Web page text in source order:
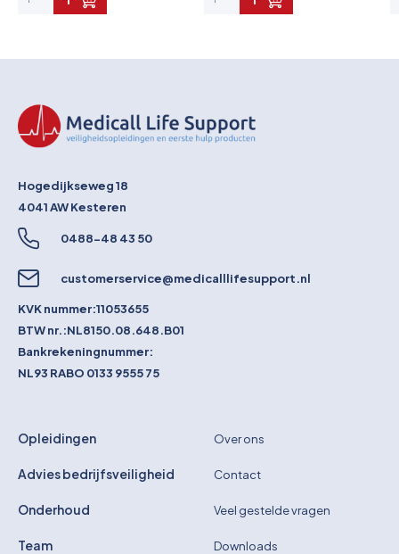
Hogedijkseweg 18
4041 AWKesteren
0488-48 43 50
customerservice@medicalllifesupport.nl
KVK nummer:11053655
BTW nr.:NL8150.08.648.B01
Bankrekeningnummer:
NL93 RABO 0133 9555 75
Opleidingen
Advies bedrijfsveiligheid
Onderhoud
Team
Over ons
Contact
Veel gestelde vragen
Downloads